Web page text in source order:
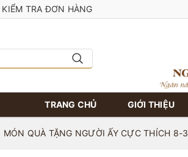
KIỂM TRA ĐƠN HÀNG
TRANG CHỦ GIỚI THIỆU
MÓN QUÀ TẶNG NGƯỜI ẤY CỰC THÍCH 8-3